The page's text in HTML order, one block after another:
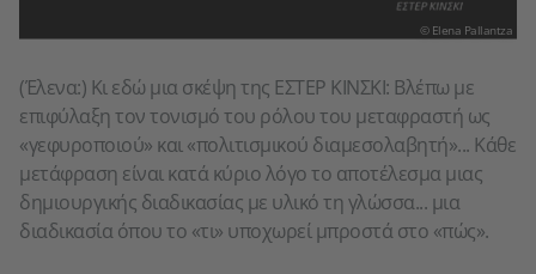
© Elena Pallantza
(Έλενα:) Κι εδώ μια σκέψη της ΕΣΤΕΡ KINΣKΙ: Βλέπω με
επιφύλαξη τον τονισμό του ρόλου του μεταφραστή ως
«γεφυροποιού» και «πολιτισμικού διαμεσολαβητή»... Κάθε
μετάφραση είναι κατά κύριο λόγο το αποτέλεσμα μιας
δημιουργικής διαδικασίας με υλικό τη γλώσσα... μια
διαδικασία όπου το «τι» υποχωρεί μπροστά στο «πώς».